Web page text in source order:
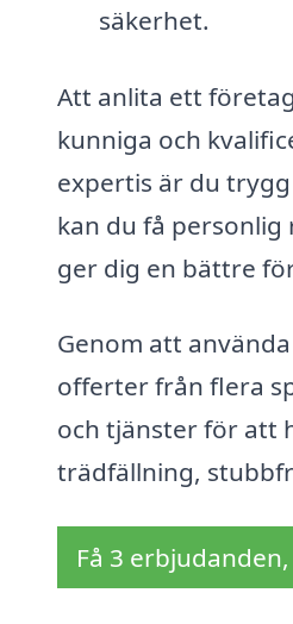
säkerhet.
Att anlita ett
kunniga och
expertis är du
kan du få
ger dig en bättre
Genom att
offerter från flera
och tjänster för att
trädfällning,
Få 3